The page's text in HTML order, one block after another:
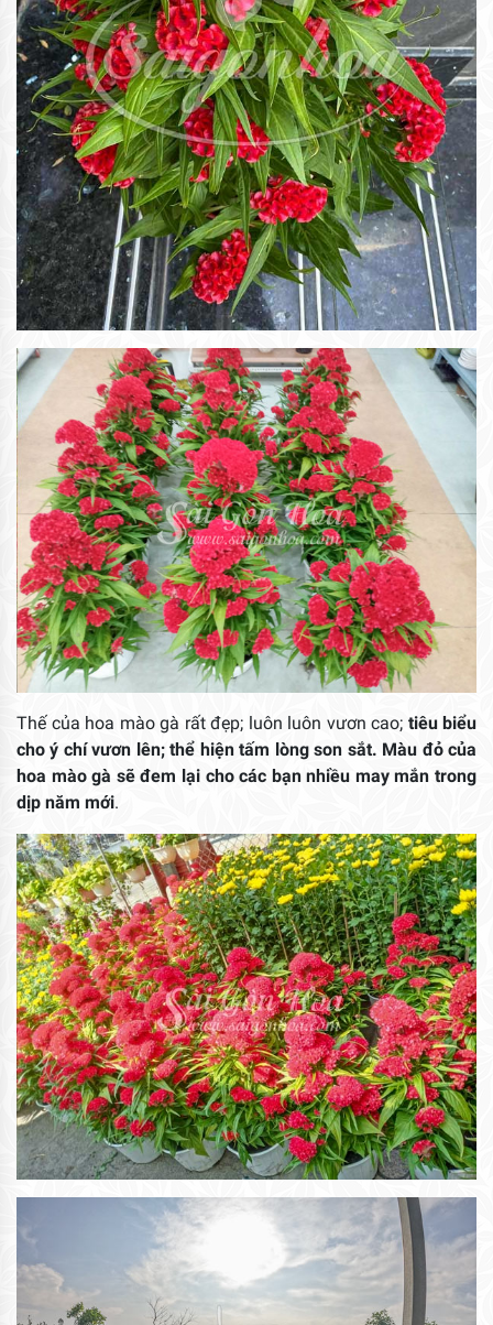
Thế của hoa mào gà rất đẹp; luôn luôn vươn cao; tiêu biểu
cho ý chí vươn lên; thể hiện tấm lòng son sắt. Màu đỏ của
hoa mào gà sẽ đem lại cho các bạn nhiều may mắn trong
dịp năm mới.